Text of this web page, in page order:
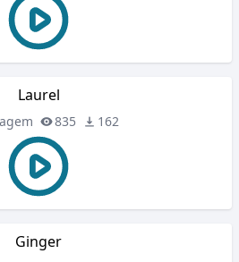
Laurel
835 162
Ginger